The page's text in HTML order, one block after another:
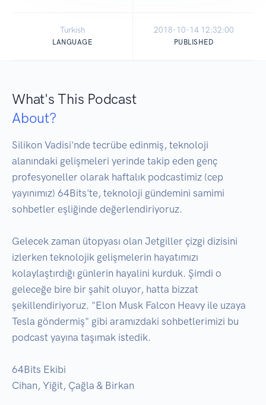
Turkish
LANGUAGE
2018-10-14 12:32:00
PUBLISHED
What's This Podcast
About?
Silikon Vadisi'nde tecrübe edinmiş, teknoloji
alanındaki gelişmeleri yerinde takip eden genç
profesyoneller olarak haftalık podcastimiz (cep
yayınımız) 64Bits'te, teknoloji gündemini samimi
sohbetler eşliğinde değerlendiriyoruz.
Gelecek zaman ütopyası olan Jetgiller çizgi dizisini
izlerken teknolojik gelişmelerin hayatımızı
kolaylaştırdığı günlerin hayalini kurduk. Şimdi o
geleceğe bire bir şahit oluyor, hatta bizzat
şekillendiriyoruz. "Elon Musk Falcon Heavy ile uzaya
Tesla göndermiş" gibi aramızdaki sohbetlerimizi bu
podcast yayına taşımak istedik.
64Bits Ekibi
Cihan, Yiğit, Çağla & Birkan